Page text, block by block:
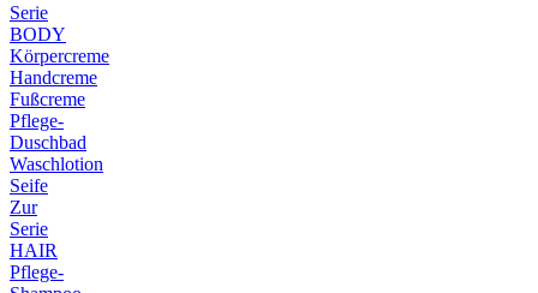
Serie
BODY
Körpercreme
Handcreme
Fußcreme
Pflege-
Duschbad
Waschlotion
Seife
Zur
Serie
HAIR
Pflege-